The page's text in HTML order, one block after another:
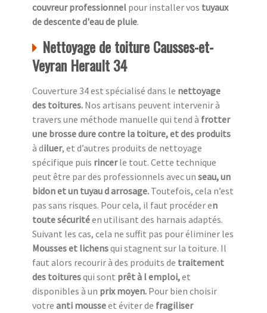
couvreur professionnel pour installer vos tuyaux
de descente d'eau de pluie.
Nettoyage de toiture Causses-et-
Veyran Herault 34
Couverture 34 est spécialisé dans le nettoyage
des toitures. Nos artisans peuvent intervenir à
travers une méthode manuelle qui tend à frotter
une brosse dure contre la toiture, et des produits
à diluer, et d’autres produits de nettoyage
spécifique puis rincerle tout. Cette technique
peut être par des professionnels avec un seau, un
bidon et un tuyau d arrosage. Toutefois, cela n’est
pas sans risques. Pour cela, il faut procéder en
toute sécuritéen utilisant des harnais adaptés.
Suivant les cas, cela ne suffit pas pour éliminer les
Mousses et lichensqui stagnent sur la toiture. Il
faut alors recourir à des produits de traitement
des toituresqui sont prêt à l emploi,et
disponibles à un prix moyen. Pour bien choisir
votre anti mousseet éviter de fragiliser